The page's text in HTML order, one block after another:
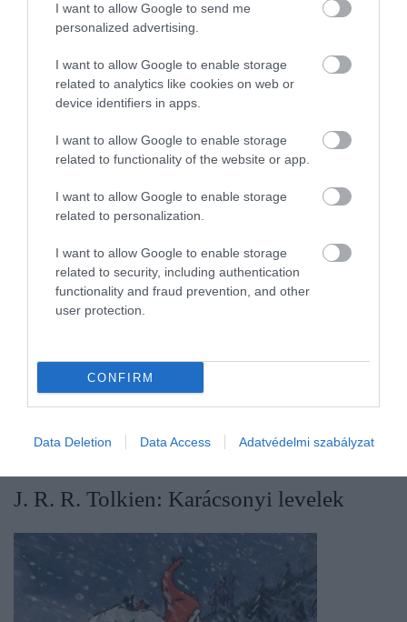
I want to allow Google to send me
personalized advertising.
I want to allow Google to enable storage
related to analytics like cookies on web or
device identifiers in apps.
I want to allow Google to enable storage
related to functionality of the website or app.
I want to allow Google to enable storage
related to personalization.
I want to allow Google to enable storage
related to security, including authentication
functionality and fraud prevention, and other
user protection.
CONFIRM
Data Deletion Data Access Adatvédelmi szabályzat
Bookline
Gyilkosság karácsonyratökéletes választás
mindenkinek, aki imádja az ünnepi tematikájú
krimiket.
Duncan1950-ben megjelent regényében
a karácsonyfa alatt az ajándékok mellett ott lapul a
nyugdíjas rendőrnyomozó úgy dönt, kezébe veszi a
nyomozást. Besurran az arisztokrata család szentesti
ünnepségére, ugyanis azt gyanítja, a gyilkos is
felbukkan majd ott.
Ha tovább olvasnál:5 horror könyv, mely
​J. R. R. Tolkien: Karácsonyi levelek